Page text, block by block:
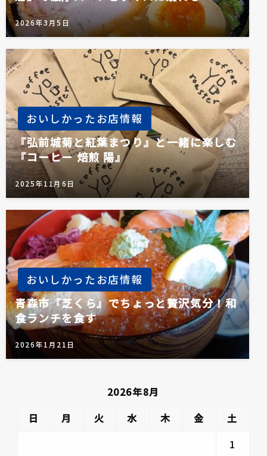
2026年3月5日
おいしかったお店情報
『弘前城菊と紅葉まつり』と一緒に楽しむ
『コーヒー 焙煎 陽』
2025年11月6日
おいしかったお店情報
青森市『芝くら』でちょっと贅沢気分！和
食ランチを食す
2026年1月21日
2026年8月
日
月 火 水 木 金
土
1